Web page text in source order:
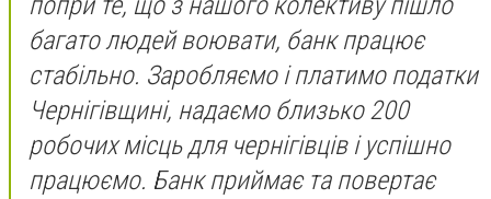
багато людей воювати, банк працює
стабільно. Заробляємо і платимо податки
Чернігівщині, надаємо близько 200
робочих місць для чернігівців і успішно
працюємо. Банк приймає та повертає